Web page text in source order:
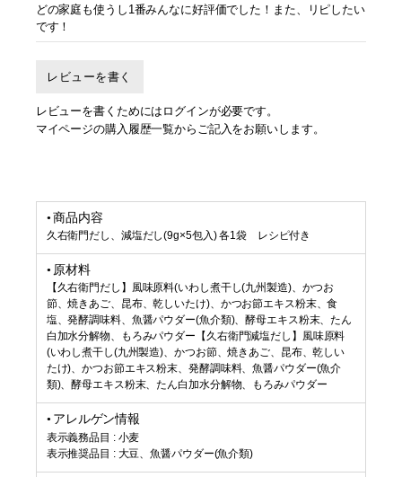
どの家庭も使うし1番みんなに好評価でした！また、リピしたい
です！
レビューを書く
レビューを書くためにはログインが必要です。
マイページの購入履歴一覧からご記入をお願いします。
商品内容
久右衛門だし、減塩だし(9g×5包入) 各1袋 レシピ付き
原材料
【久右衛門だし】風味原料(いわし煮干し(九州製造)、かつお
節、焼きあご、昆布、乾しいたけ)、かつお節エキス粉末、食
塩、発酵調味料、魚醤パウダー(魚介類)、酵母エキス粉末、たん
白加水分解物、もろみパウダー【久右衛門減塩だし】風味原料
(いわし煮干し(九州製造)、かつお節、焼きあご、昆布、乾しい
たけ)、かつお節エキス粉末、発酵調味料、魚醤パウダー(魚介
類)、酵母エキス粉末、たん白加水分解物、もろみパウダー
アレルゲン情報
表示義務品目 : 小麦
表示推奨品目 : 大豆、魚醤パウダー(魚介類)